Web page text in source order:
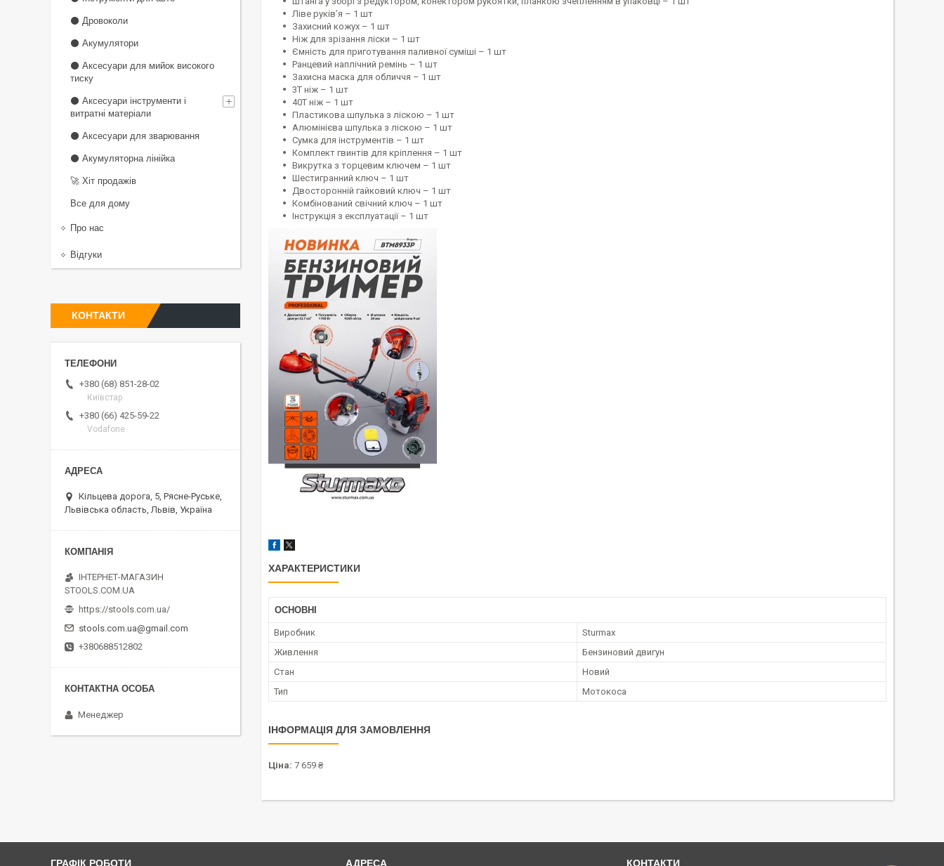
Ліве руків’я – 1 шт
Захисний кожух – 1 шт
Ніж для зрізання ліски – 1 шт
Ємність для приготування паливної суміші – 1 шт
Ранцевий наплічний ремінь – 1 шт
Захисна маска для обличчя – 1 шт
3Т ніж – 1 шт
40Т ніж – 1 шт
Пластикова шпулька з ліскою – 1 шт
Алюмінієва шпулька з ліскою – 1 шт
Сумка для інструментів – 1 шт
Комплект гвинтів для кріплення – 1 шт
Викрутка з торцевим ключем – 1 шт
Шестигранний ключ – 1 шт
Двосторонній гайковий ключ – 1 шт
Комбінований свічний ключ – 1 шт
Інструкція з експлуатації – 1 шт
ХАРАКТЕРИСТИКИ
ОСНОВНІ
Виробник
Sturmax
Живлення
Бензиновий двигун
Стан
Новий
Тип
Мотокоса
ІНФОРМАЦІЯ ДЛЯ ЗАМОВЛЕННЯ
Ціна: 7 659 ₴
⚫ Дровоколи
⚫ Акумулятори
⚫ Аксесуари для мийок високого
тиску
⚫ Аксесуари інструменти і
витратні матеріали
⚫ Аксесуари для зварювання
⚫ Акумуляторна лінійка
🚀 Хіт продажів
Все для дому
Про нас
Відгуки
КОНТАКТИ
+380 (68) 851-28-02
Київстар
+380 (66) 425-59-22
Vodafone
Кільцева дорога, 5, Рясне-Руське,
Львівська область, Львів, Україна
ІНТЕРНЕТ-МАГАЗИН
STOOLS.COM.UA
https://stools.com.ua/
stools.com.ua@gmail.com
+380688512802
Менеджер
ГРАФІК РОБОТИ